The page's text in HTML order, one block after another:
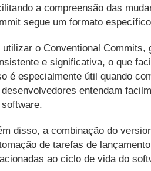
a compreensão das
segue um formato
utilizar o Conventional
e significativa, o que
é especialmente útil quando
entendam
disso, a combinação do
de tarefas de
ao ciclo de vida do